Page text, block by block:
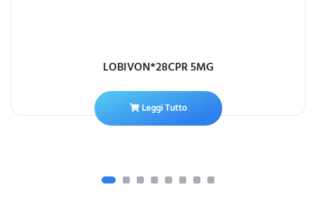
LOBIVON*28CPR 5MG
Leggi Tutto